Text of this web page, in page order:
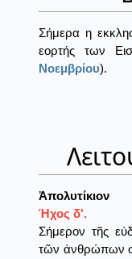
Σήμερα η
εορτής των
Νοεμβρίου).
Ἀπολυτίκιον
Ήχος δ'.
Σήμερον τῆς
τῶν ἀνθρώπων